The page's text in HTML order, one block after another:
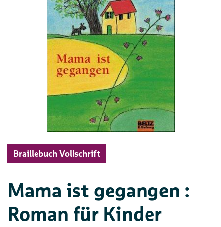
Braillebuch Vollschrift
Mama ist gegangen :
Roman für Kinder